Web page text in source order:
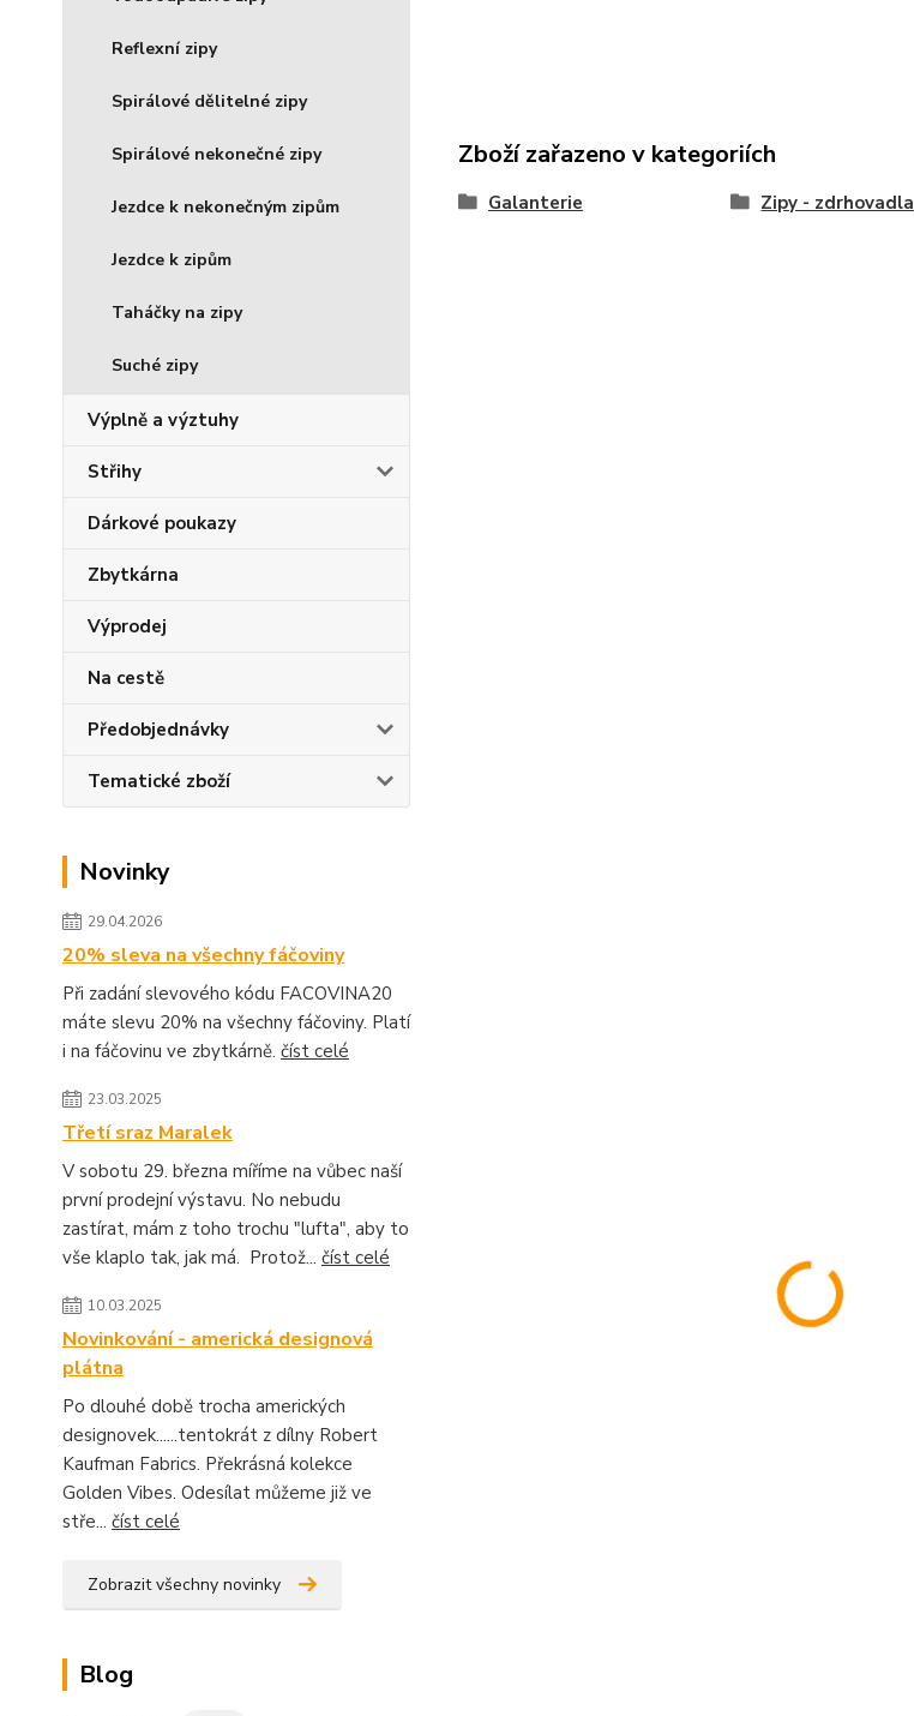
Reflexní zipy
Spirálové dělitelné zipy
Spirálové nekonečné zipy
Jezdce k nekonečným zipům
Jezdce k zipům
Taháčky na zipy
Suché zipy
Výplně a výztuhy
Střihy
Dárkové poukazy
Zbytkárna
Výprodej
Na cestě
Předobjednávky
Tematické zboží
Novinky
29.04.2026
20% sleva na všechny fáčoviny
Při zadání slevového kódu FACOVINA20
máte slevu 20% na všechny fáčoviny. Platí
i na fáčovinu ve zbytkárně. číst celé
23.03.2025
Třetí sraz Maralek
V sobotu 29. března míříme na vůbec naší
první prodejní výstavu. No nebudu
zastírat, mám z toho trochu "lufta", aby to
vše klaplo tak, jak má. Protož... číst celé
10.03.2025
Novinkování - americká designová
plátna
Po dlouhé době trocha amerických
designovek......tentokrát z dílny Robert
Kaufman Fabrics. Překrásná kolekce
Golden Vibes. Odesílat můžeme již ve
stře... číst celé
Zobrazit všechny novinky
Blog
Zboží zařazeno v kategoriích
Galanterie Zipy - zdrhovadla